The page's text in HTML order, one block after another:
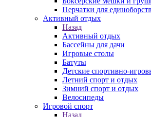
Перчатки для единоборств
Активный отдых
Назад
Активный отдых
Бассейны для дачи
Игровые столы
Батуты
Детские спортивно-
Летний спорт и отдых
Зимний спорт и отдых
Велосипеды
Игровой спорт
Назад